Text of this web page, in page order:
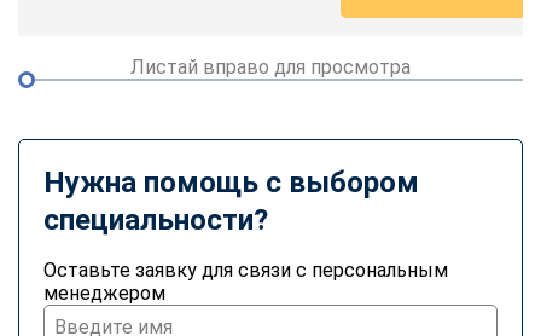
Листай вправо для просмотра
Нужна помощь с выбором
специальности?
Оставьте заявку для связи с персональным
менеджером